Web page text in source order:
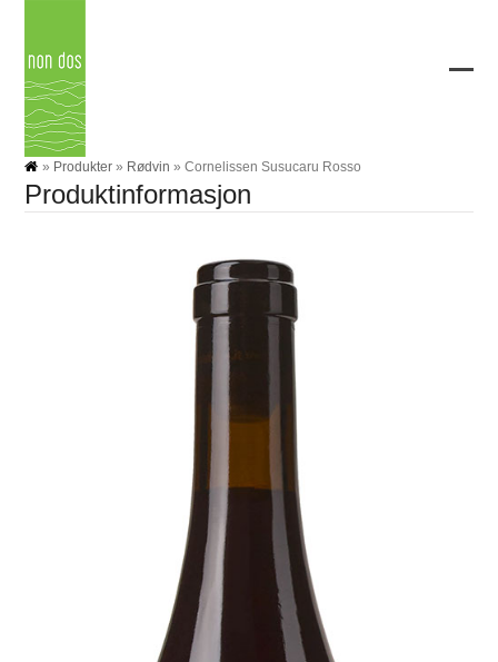
content
» Produkter » Rødvin »Cornelissen Susucaru Rosso
Produktinformasjon